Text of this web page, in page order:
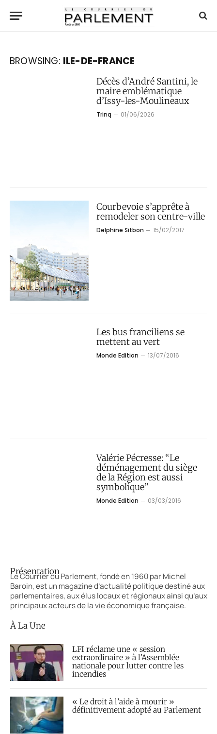
BROWSING: ILE-DE-FRANCE
Décès d’André Santini, le
maire emblématique
d’Issy-les-Moulineaux
Trinq 01/06/2026
Courbevoie s’apprête à
remodeler son centre-ville
Delphine Sitbon 15/02/2017
Les bus franciliens se
mettent au vert
Monde Edition 13/07/2016
Valérie Pécresse: “Le
déménagement du siège
de la Région est aussi
symbolique”
Monde Edition 03/03/2016
Présentation
Le Courrier du Parlement, fondé en 1960 par Michel
Baroin, est un magazine d’actualité politique destiné aux
parlementaires, aux élus locaux et régionaux ainsi qu’aux
principaux acteurs de la vie économique française.
À La Une
LFI réclame une « session
extraordinaire » à l’Assemblée
nationale pour lutter contre les
incendies
« Le droit à l’aide à mourir »
définitivement adopté au Parlement